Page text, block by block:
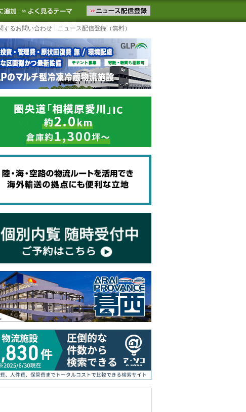
流ニュースをお届けします。物流ニュースメール配信を登録す
お気に入りに追加 よく見るテーマ
するお問い合わせ ニュース配信登録（無料）